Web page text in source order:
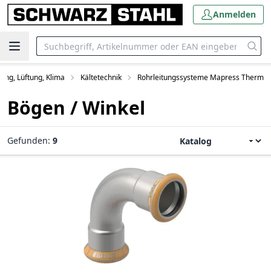
Anmelden
Lüftung, Klima Kältetechnik Rohrleitungssysteme Mapress Therm
Bögen / Winkel
Gefunden: 9